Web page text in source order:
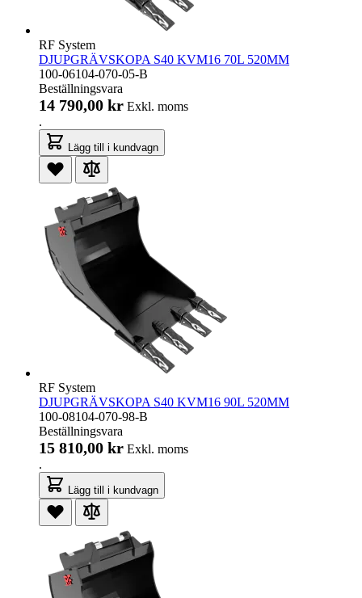
RF System
DJUPGRÄVSKOPA S40 KVM16 70L 520MM
100-06104-070-05-B
Beställningsvara
14 790,00 kr Exkl. moms
.
Lägg till i kundvagn
RF System
DJUPGRÄVSKOPA S40 KVM16 90L 520MM
100-08104-070-98-B
Beställningsvara
15 810,00 kr Exkl. moms
.
Lägg till i kundvagn